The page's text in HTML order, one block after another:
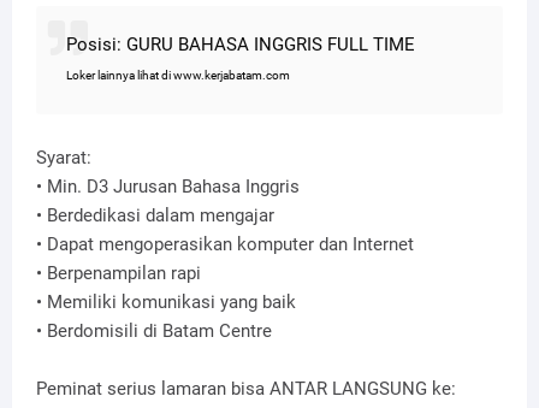
Posisi: GURU BAHASA INGGRIS FULL TIME
Loker lainnya lihat di www.kerjabatam.com
Syarat:
• Min. D3 Jurusan Bahasa Inggris
• Berdedikasi dalam mengajar
• Dapat mengoperasikan komputer dan Internet
• Berpenampilan rapi
• Memiliki komunikasi yang baik
• Berdomisili di Batam Centre
Peminat serius lamaran bisa ANTAR LANGSUNG ke: